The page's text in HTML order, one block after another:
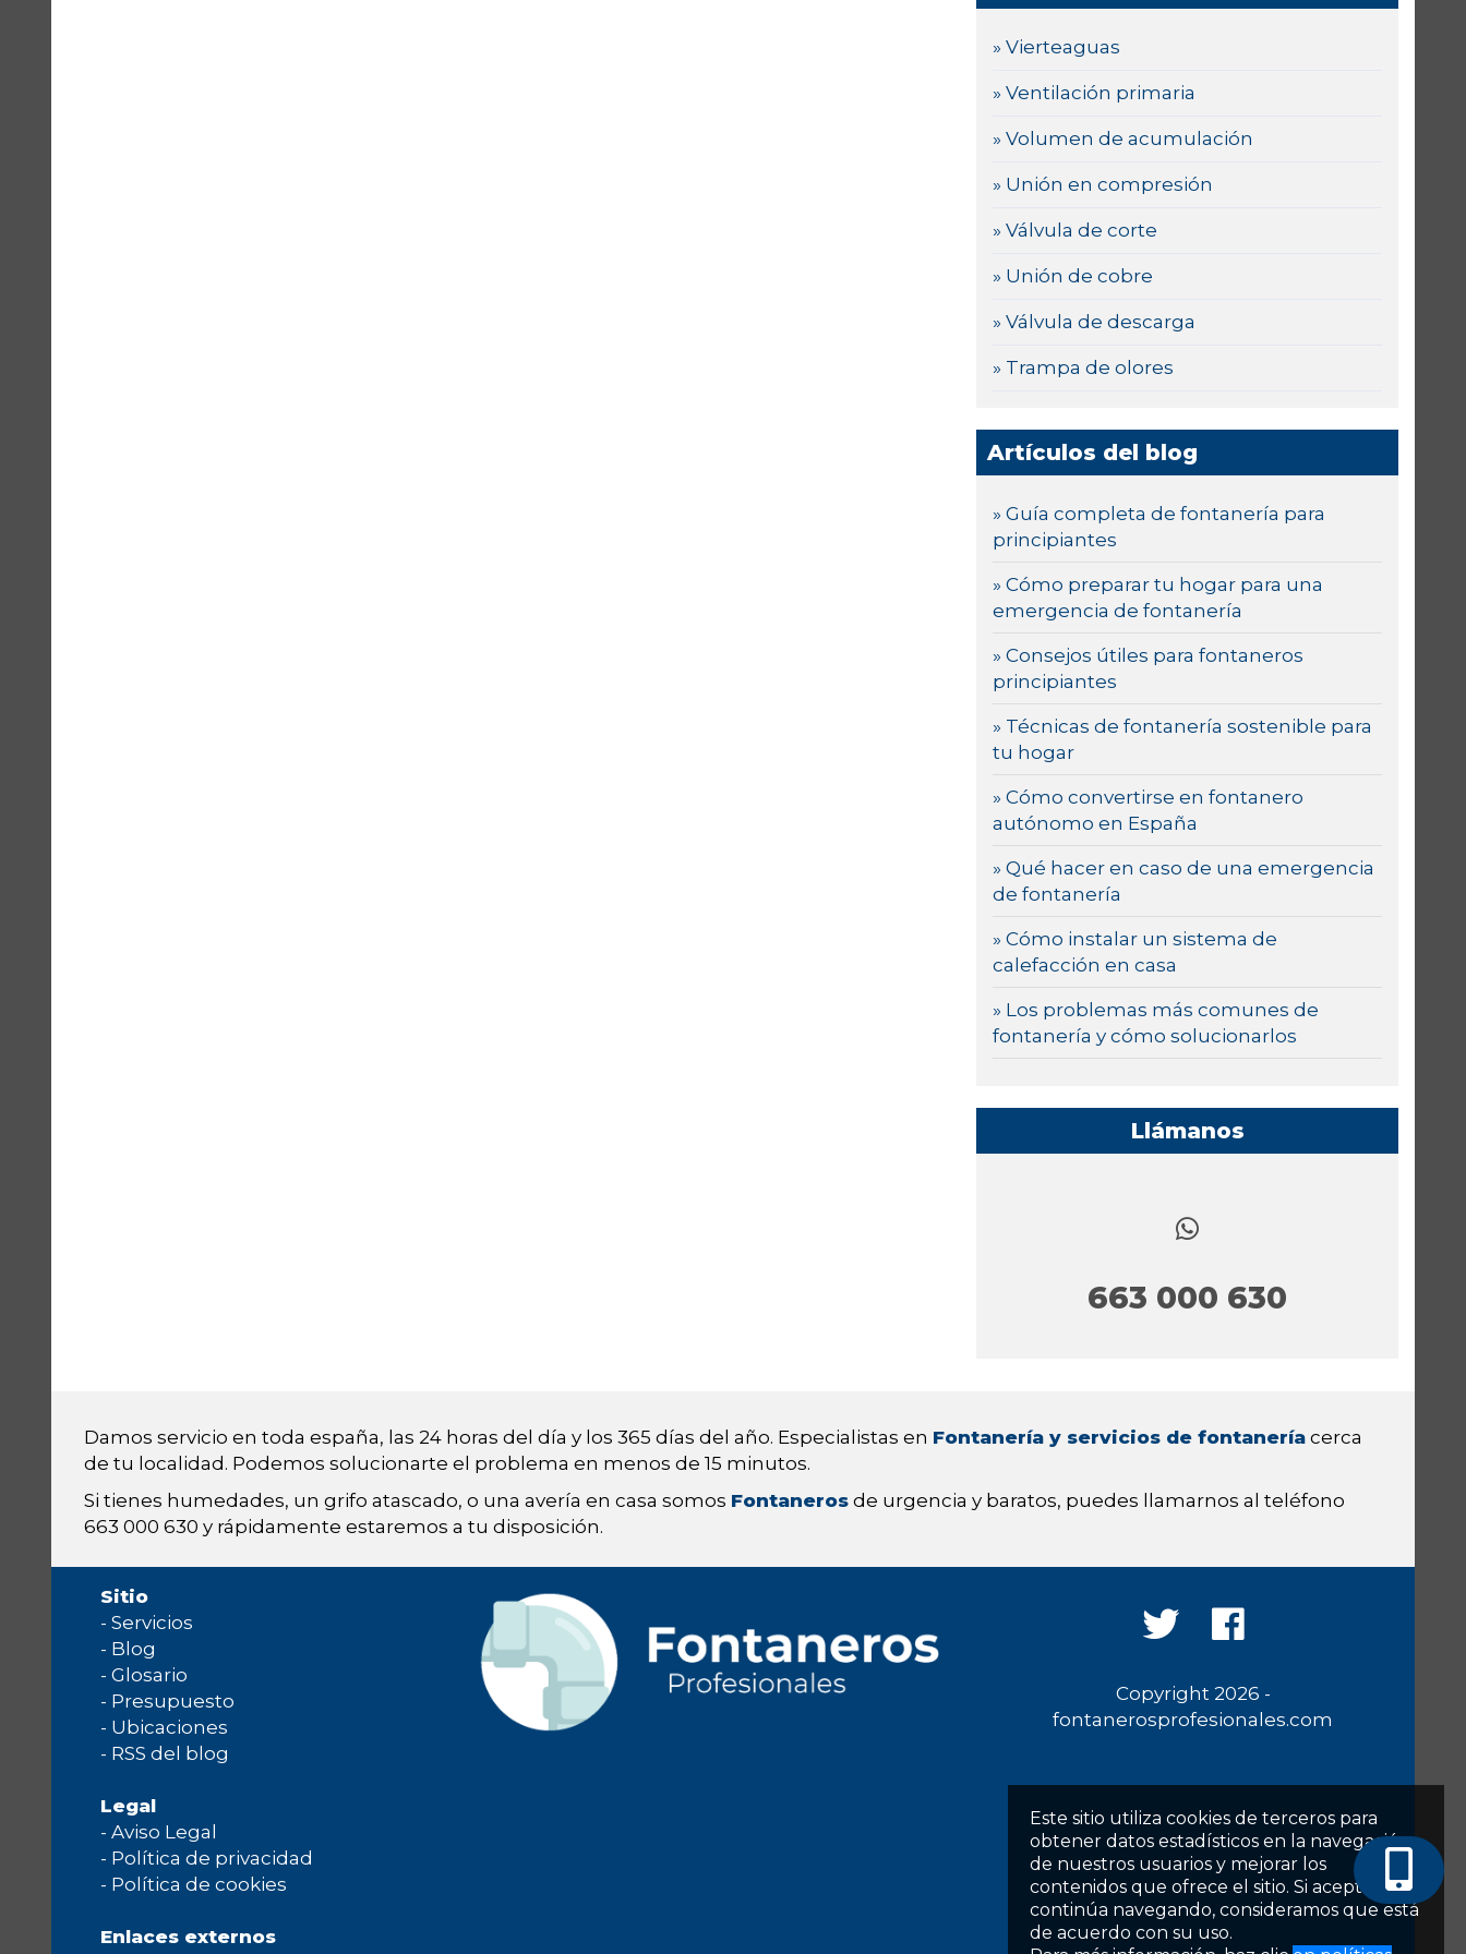
Este sitio utiliza cookies de terceros para
obtener datos estadísticos en la navegación
de nuestros usuarios y mejorar los
contenidos que ofrece el sitio. Si acepta o
continúa navegando, consideramos que está
de acuerdo con su uso.
» Vierteaguas
» Ventilación primaria
» Volumen de acumulación
» Unión en compresión
» Válvula de corte
» Unión de cobre
» Válvula de descarga
» Trampa de olores
Artículos del blog
» Guía completa de fontanería para
principiantes
» Cómo preparar tu hogar para una
emergencia de fontanería
» Consejos útiles para fontaneros
principiantes
» Técnicas de fontanería sostenible para
tu hogar
» Cómo convertirse en fontanero
autónomo en España
» Qué hacer en caso de una emergencia
de fontanería
» Cómo instalar un sistema de
calefacción en casa
» Los problemas más comunes de
fontanería y cómo solucionarlos
Llámanos
663 000 630
Damos servicio en toda españa, las 24 horas del día y los 365 días del año. Especialistas en Fontanería y servicios de fontanería cerca
de tu localidad. Podemos solucionarte el problema en menos de 15 minutos.
Si tienes humedades, un grifo atascado, o una avería en casa somos Fontaneros de urgencia y baratos, puedes llamarnos al teléfono
663 000 630 y rápidamente estaremos a tu disposición.
Sitio
- Servicios
- Blog
- Glosario
- Presupuesto
- Ubicaciones
- RSS del blog
Legal
- Aviso Legal
- Política de privacidad
- Política de cookies
Enlaces externos
Copyright 2026 -
fontanerosprofesionales.com